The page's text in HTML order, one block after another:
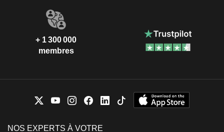
+ 1 300 000
membres
NOS EXPERTS À VOTRE